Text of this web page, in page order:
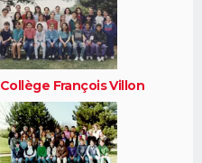
Collège François Villon